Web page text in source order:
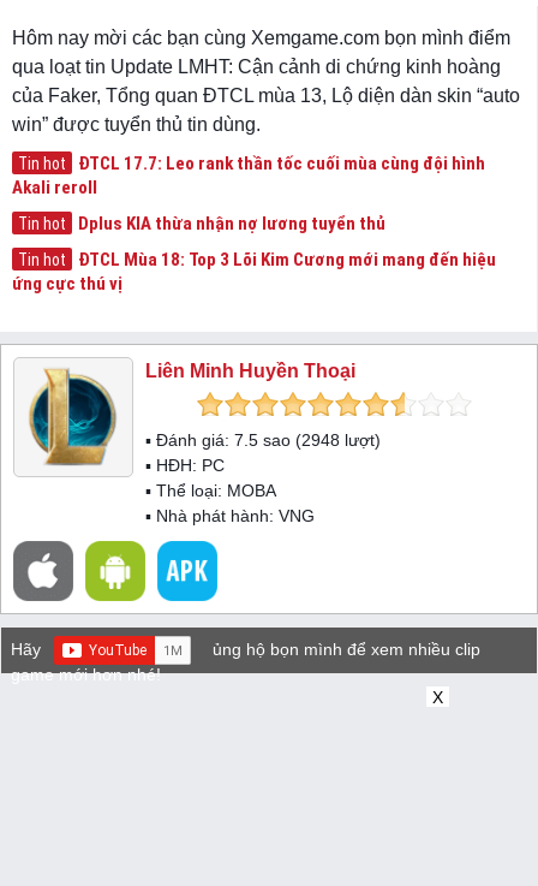
Hôm nay mời các bạn cùng Xemgame.com bọn mình điểm
qua loạt tin Update LMHT: Cận cảnh di chứng kinh hoàng
của Faker, Tổng quan ĐTCL mùa 13, Lộ diện dàn skin “auto
win” được tuyển thủ tin dùng.
Tin hot
ĐTCL 17.7: Leo rank thần tốc cuối mùa cùng đội hình
Akali reroll
Tin hot Dplus KIA thừa nhận nợ lương tuyển thủ
Tin hot
ĐTCL Mùa 18: Top 3 Lõi Kim Cương mới mang đến hiệu
ứng cực thú vị
Liên Minh Huyền Thoại
▪ Đánh giá: 7.5 sao (2948 lượt)
▪ HĐH: PC
▪ Thể loại: MOBA
▪ Nhà phát hành: VNG
Hãy
ủng hộ bọn mình để xem nhiều clip
game mới hơn nhé!
X